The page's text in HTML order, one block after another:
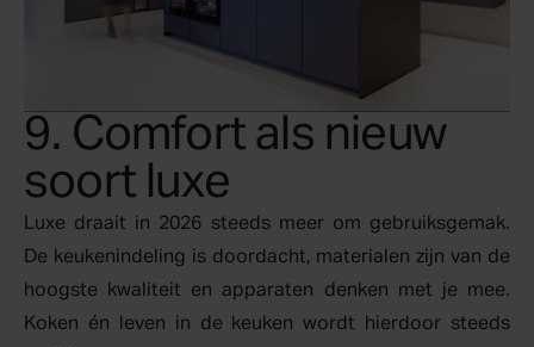
9. Comfort als nieuw
soort luxe
Luxe draait in 2026 steeds meer om gebruiksgemak.
De keukenindeling is doordacht, materialen zijn van de
hoogste kwaliteit en apparaten denken met je mee.
Koken én leven in de keuken wordt hierdoor steeds